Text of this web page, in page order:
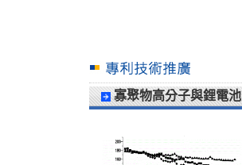
寡聚物高分子與鋰電池